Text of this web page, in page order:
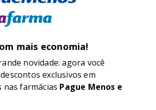
mais economia!
novidade: agora você
exclusivos em
nas farmácias Pague Menos e